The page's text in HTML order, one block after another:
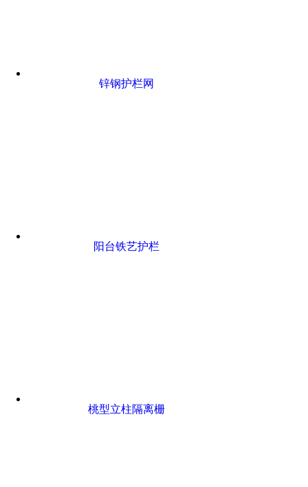
锌钢护栏网
阳台铁艺护栏
桃型立柱隔离栅